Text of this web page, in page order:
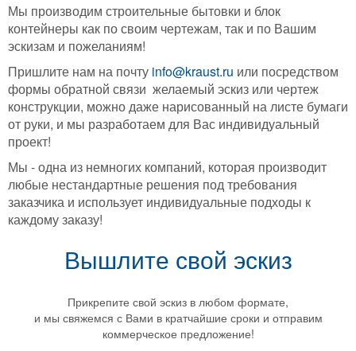
Мы производим строительные бытовки и блок
контейнеры как по своим чертежам, так и по Вашим
эскизам и пожеланиям!
Пришлите нам на почту info@kraust.ru или посредством
формы обратной связи желаемый эскиз или чертеж
конструкции, можно даже нарисованный на листе бумаги
от руки, и мы разработаем для Вас индивидуальный
проект!
Мы - одна из немногих компаний, которая производит
любые нестандартные решения под требования
заказчика и использует индивидуальные подходы к
каждому заказу!
Вышлите свой эскиз
Прикрепите свой эскиз в любом формате,
и мы свяжемся с Вами в кратчайшие сроки и отправим
коммерческое предложение!